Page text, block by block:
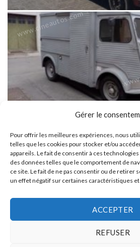
Gérer le
Pour offrir les meilleures expériences, nous
telles que les cookies pour stocker et/ou
appareils. Le fait de consentir à ces
des données telles que le comportement de
ce site. Le fait de ne pas consentir ou de retirer
un effet négatif sur certaines caractéristiques
ACCEPTER
REFUSER
www.cineautos.com
www.cineautos.com